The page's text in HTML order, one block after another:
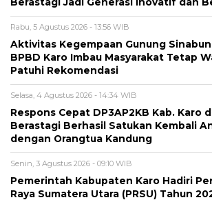
Rabu, 5 Agustus 2026 - 13:56 WIB
Aktivitas Kegempaan Gunung
BPBD Karo Imbau Masyarakat Tetap
Patuhi Rekomendasi
Selasa, 4 Agustus 2026 - 14:34 WIB
Respons Cepat DP3AP2KB Kab. Karo
Berastagi Berhasil Satukan Kembali
dengan Orangtua Kandung
Senin, 3 Agustus 2026 - 09:10 WIB
Pemerintah Kabupaten Karo Hadiri
Raya Sumatera Utara (PRSU) Tahun